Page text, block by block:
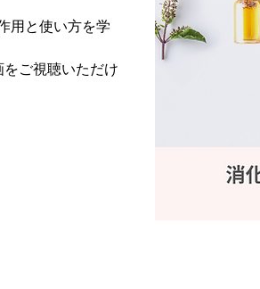
用と使い方を学
ご視聴いただけ